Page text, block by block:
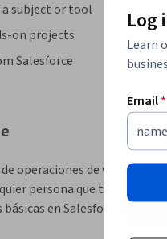
subject or tool
on projects
Salesforce
operaciones de ventas de
persona que tenga
en Salesforce,
herramientas de Salesforce
Log
Learn
Email*